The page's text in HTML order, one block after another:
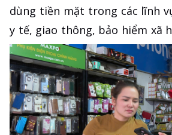
dùng tiền mặt trong các lĩnh
y tế, giao thông, bảo hiểm xã